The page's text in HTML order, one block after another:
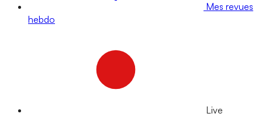
Mes revues
hebdo
Live